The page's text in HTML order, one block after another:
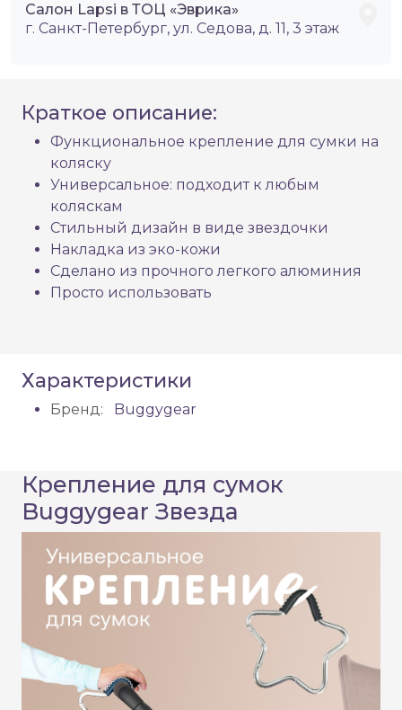
Салон Lapsi в ТОЦ «Эврика»
г. Санкт-Петербург, ул. Седова, д. 11, 3 этаж
Краткое описание:
Функциональное крепление для сумки на
коляску
Универсальное: подходит к любым
коляскам
Стильный дизайн в виде звездочки
Накладка из эко-кожи
Сделано из прочного легкого алюминия
Просто использовать
Характеристики
Бренд: Buggygear
Крепление для сумок
Buggygear Звезда